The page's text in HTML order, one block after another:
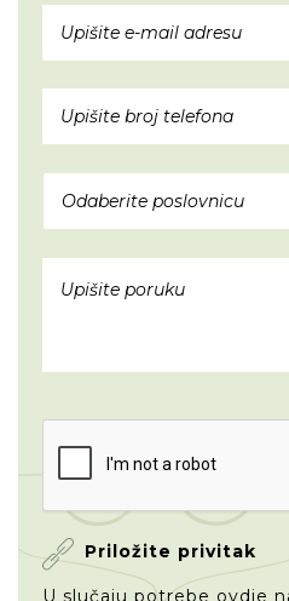
Odaberite poslovnicu
Priložite privitak
U slučaju potrebe ovdje